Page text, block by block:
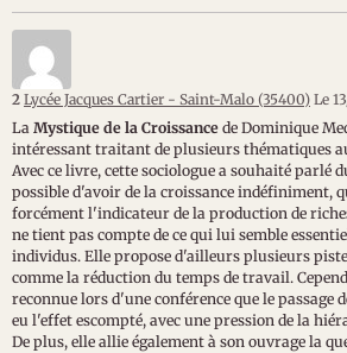
2 Lycée Jacques Cartier - Saint-Malo (35400) Le
La Mystique de la Croissance de Dominique
intéressant traitant de plusieurs thématiques
Avec ce livre, cette sociologue a souhaité parlé
possible d'avoir de la croissance indéfiniment,
forcément l'indicateur de la production de
ne tient pas compte de ce qui lui semble
individus. Elle propose d'ailleurs plusieurs
comme la réduction du temps de travail.
reconnue lors d'une conférence que le passage
eu l'effet escompté, avec une pression de la
De plus, elle allie également à son ouvrage la